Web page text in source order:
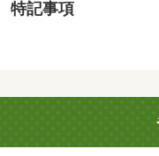
るだけ。お部屋探しを
めればいいかわからな
い」そんな方もご安
入力するだけ。お部屋
特記事項